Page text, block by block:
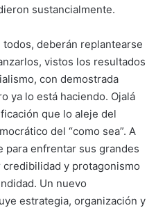
sustancialmente.
deberán replantearse
vistos los resultados
con demostrada
ya lo está haciendo. Ojalá
que lo aleje del
del “como sea”. A
para enfrentar sus grandes
y protagonismo
Un nuevo
estrategia, organización y